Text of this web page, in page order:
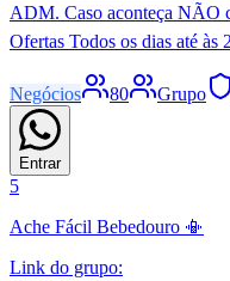
ADM. Caso aconteça NÃO
Ofertas Todos os dias até às
Negócios 80 Grupo
Entrar
5
Ache Fácil Bebedouro 📳
Link do grupo: